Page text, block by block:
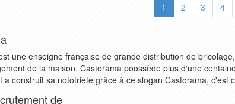
1 2 3 4
une enseigne française de grande distribution de
de la maison. Castorama poossède plus d'une
a construit sa nototriété grâce à ce slogan Castorama, c'est
de